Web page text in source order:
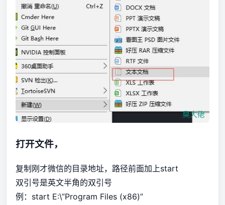
打开文件，
复制刚才微信的目录地址，路径前面加上start
双引号是英文半角的双引号
例：start E:\”Program Files (x86)”